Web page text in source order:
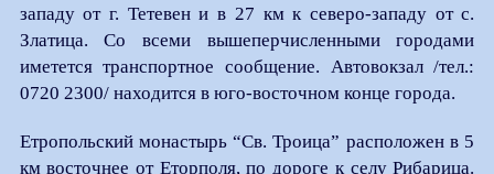
западу от г. Тетевен и в 27 км к северо-западу от с.
Златица. Со всеми вышеперчисленными городами
иметется транспортное сообщение. Автовокзал /тел.:
0720 2300/ находится в юго-восточном конце города.
Етропольский монастырь “Св. Троица” расположен в 5
км восточнее от Еторполя, по дороге к селу Рибарица.